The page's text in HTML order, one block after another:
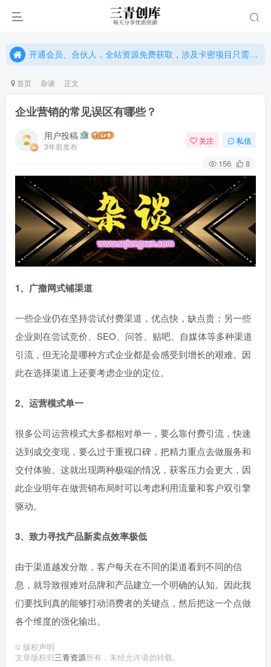
开通会员、合伙人，全站资源免费获取，涉及卡密项目只需单独购卡密（位置：网站右下悬浮按钮）
首页 杂谈 正文
企业营销的常见误区有哪些？
用户投稿
3年前发布
关注 私信
156 8
1、广撒网式铺渠道
一些企业仍在坚持尝试付费渠道，优点快，缺点贵；另一些
企业则在尝试竞价、SEO、问答、贴吧、自媒体等多种渠道
引流，但无论是哪种方式企业都是会感受到增长的艰难。因
此在选择渠道上还要考虑企业的定位。
2、运营模式单一
很多公司运营模式大多都相对单一，要么靠付费引流，快速
达到成交变现，要么过于重视口碑，把精力重点去做服务和
交付体验。这就出现两种极端的情况，获客压力会更大，因
此企业明年在做营销布局时可以考虑利用流量和客户双引擎
驱动。
3、致力寻找产品新卖点效率极低
由于渠道越发分散，客户每天在不同的渠道看到不同的信
息，就导致很难对品牌和产品建立一个明确的认知。因此我
们要找到真的能够打动消费者的关键点，然后把这一个点做
各个维度的强化输出。
© 版权声明
文章版权归三青资源所有，未经允许请勿转载。